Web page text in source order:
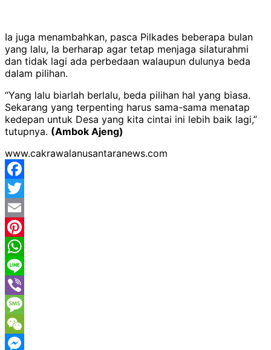
Ia juga menambahkan, pasca Pilkades beberapa bulan
yang lalu, Ia berharap agar tetap menjaga silaturahmi
dan tidak lagi ada perbedaan walaupun dulunya beda
dalam pilihan.
“Yang lalu biarlah berlalu, beda pilihan hal yang biasa.
Sekarang yang terpenting harus sama-sama menatap
kedepan untuk Desa yang kita cintai ini lebih baik lagi,”
tutupnya. (Ambok Ajeng)
www.cakrawalanusantaranews.com
Facebook
Twitter
Email
Pinterest
WhatsApp
Line
Viber
Message
WeChat